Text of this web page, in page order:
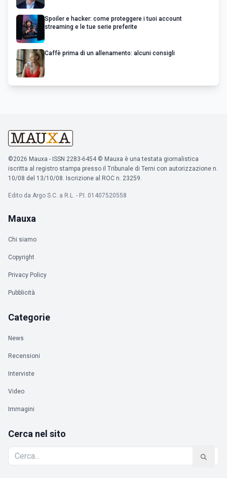
Spoiler e hacker: come proteggere i tuoi account
streaming e le tue serie preferite
Caffè prima di un allenamento: alcuni consigli
©2026 Mauxa - ISSN 2283-6454 © Mauxa è una testata giornalistica
iscritta al registro stampa presso il Tribunale di Terni con autorizzazione n.
10/08 del 13/10/08. Iscrizione al ROC n. 23259.
Edito da Argo S.C. a R.L. - P.I. 01407520558
Mauxa
Chi siamo
Copyright
Privacy Policy
Pubblicità
Categorie
News
Recensioni
Interviste
Video
Immagini
Cerca nel sito